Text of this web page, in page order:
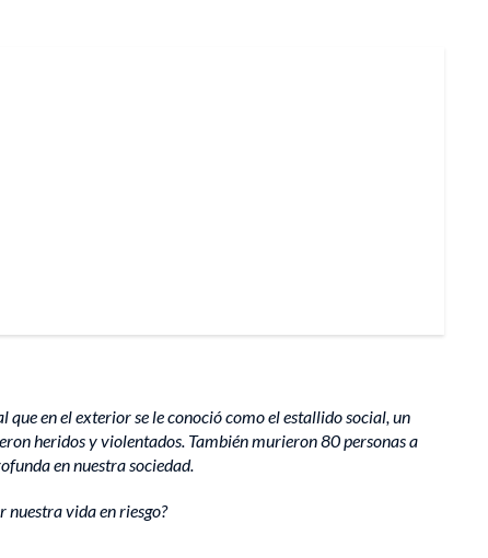
en el exterior se le conoció como el estallido social, un
heridos y violentados. También murieron 80 personas a
en nuestra sociedad.
nuestra vida en riesgo?